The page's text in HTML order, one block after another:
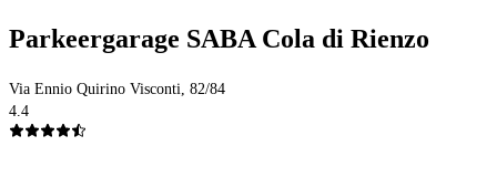
Parkeergarage SABA Cola di Rienzo
Via Ennio Quirino Visconti, 82/84
4.4